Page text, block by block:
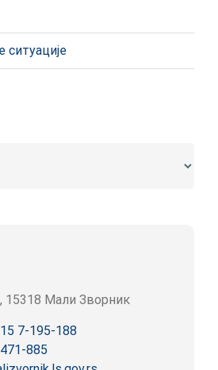
ситуације
15318 Мали Зворник
7-195-188
885